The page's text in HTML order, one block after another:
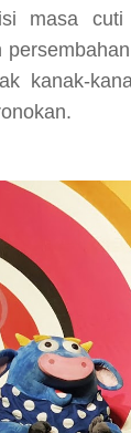
masa
kanak-